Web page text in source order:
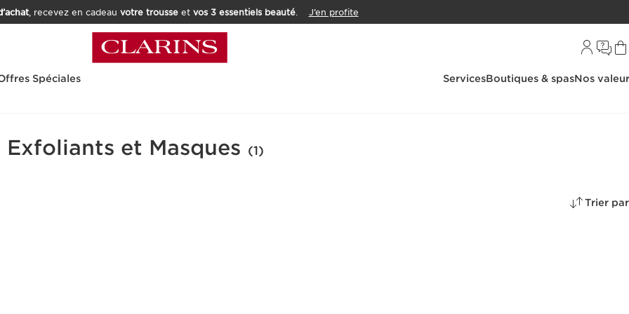
, recevez en cadeau votre trousseet vos 3 essentiels beauté. J’en profite
Spéciales ServicesBoutiques & spasNos
et Masques (1)
Trier par